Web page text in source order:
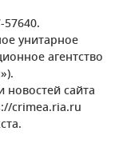
унитарное
агентство
сайта
crimea.ria.ru